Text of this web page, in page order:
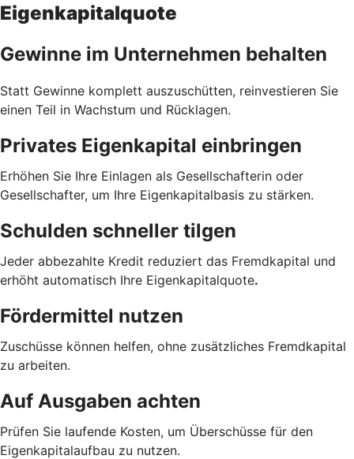
Eigenkapitalquote
Gewinne im Unternehmen behalten
Statt Gewinne komplett auszuschütten, reinvestieren Sie
einen Teil in Wachstum und Rücklagen.
Privates Eigenkapital einbringen
Erhöhen Sie Ihre Einlagen als Gesellschafterin oder
Gesellschafter, um Ihre Eigenkapitalbasis zu stärken.
Schulden schneller tilgen
Jeder abbezahlte Kredit reduziert das Fremdkapital und
erhöht automatisch Ihre Eigenkapitalquote.
Fördermittel nutzen
Zuschüsse können helfen, ohne zusätzliches Fremdkapital
zu arbeiten.
Auf Ausgaben achten
Prüfen Sie laufende Kosten, um Überschüsse für den
Eigenkapitalaufbau zu nutzen.